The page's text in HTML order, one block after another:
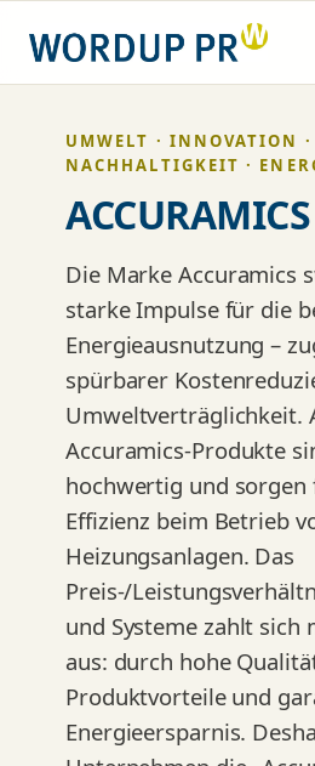
Inhalt
springen
UMWELT · INNOVATION ·
NACHHALTIGKEIT ·
ACCURAMICS
Die Marke Accuramics
starke Impulse für die
Energieausnutzung –
spürbarer
Umweltverträglichkeit.
Accuramics-Produkte
hochwertig und
Effizienz beim Betrieb
Heizungsanlagen. Das
Preis-/
und Systeme zahlt sich
aus: durch hohe
Produktvorteile und
Energieersparnis.